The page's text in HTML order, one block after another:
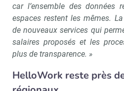
car l’ensemble des données
espaces restent les mêmes.
de nouveaux services qui
salaires proposés et les
plus de transparence. »
HelloWork reste près